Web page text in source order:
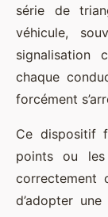
série de
véhicule,
signalisation
chaque
forcément
Ce dispositif
points ou les
correctement
d’adopter